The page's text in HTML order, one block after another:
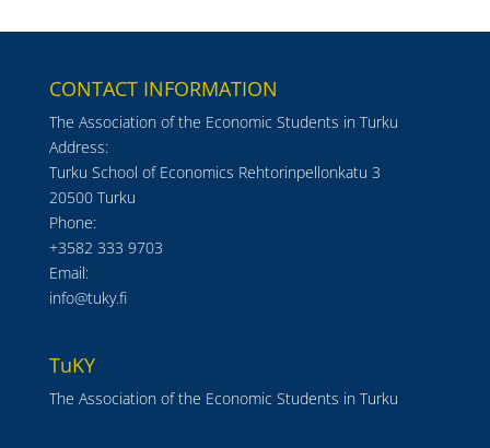
CONTACT INFORMATION
The Association of the Economic Students in Turku
Address:
Turku School of Economics Rehtorinpellonkatu 3
20500 Turku
Phone:
+3582 333 9703
Email:
info@tuky.fi
TuKY
The Association of the Economic Students in Turku